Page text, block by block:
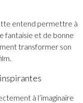
entend permettre à
fantaisie et de bonne
transformer son
à l’imaginaire